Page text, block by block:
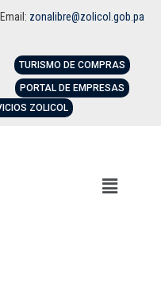
Email: zonalibre@zolicol.gob.pa
TURISMO DE COMPRAS
PORTAL DE EMPRESAS
ZOLICOL